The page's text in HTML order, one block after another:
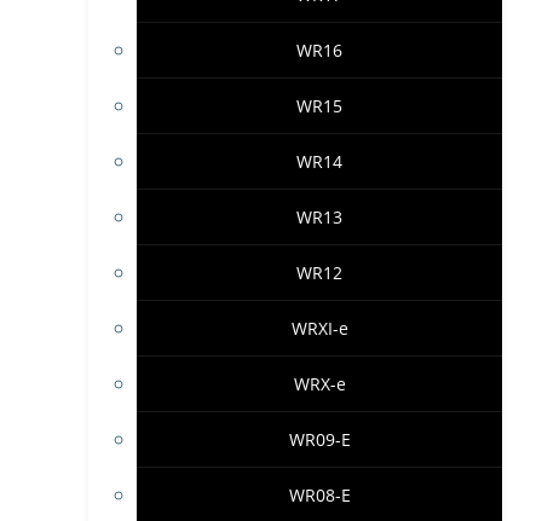
WR16
WR15
WR14
WR13
WR12
WRXI-e
WRX-e
WR09-E
WR08-E